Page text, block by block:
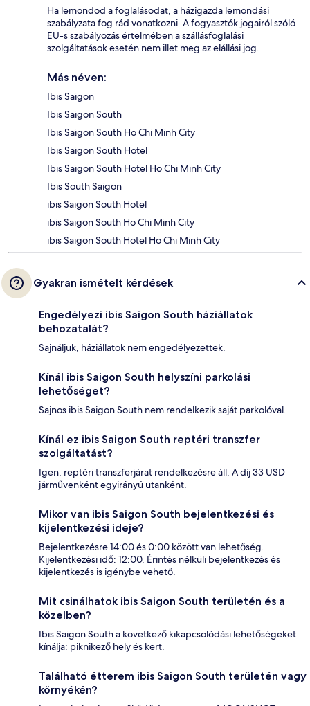
Ha lemondod a foglalásodat, a házigazda lemondási
szabályzata fog rád vonatkozni. A fogyasztók jogairól szóló
EU-s szabályozás értelmében a szállásfoglalási
szolgáltatások esetén nem illet meg az elállási jog.
Más néven:
Ibis Saigon
Ibis Saigon South
Ibis Saigon South Ho Chi Minh City
Ibis Saigon South Hotel
Ibis Saigon South Hotel Ho Chi Minh City
Ibis South Saigon
ibis Saigon South Hotel
ibis Saigon South Ho Chi Minh City
ibis Saigon South Hotel Ho Chi Minh City
Gyakran ismételt kérdések
Engedélyezi ibis Saigon South háziállatok
behozatalát?
Sajnáljuk, háziállatok nem engedélyezettek.
Kínál ibis Saigon South helyszíni parkolási
lehetőséget?
Sajnos ibis Saigon South nem rendelkezik saját parkolóval.
Kínál ez ibis Saigon South reptéri transzfer
szolgáltatást?
Igen, reptéri transzferjárat rendelkezésre áll. A díj 33 USD
járművenként egyirányú utanként.
Mikor van ibis Saigon South bejelentkezési és
kijelentkezési ideje?
Bejelentkezésre 14:00 és 0:00 között van lehetőség.
Kijelentkezési idő: 12:00. Érintés nélküli bejelentkezés és
kijelentkezés is igénybe vehető.
Mit csinálhatok ibis Saigon South területén és a
közelben?
Ibis Saigon South a következő kikapcsolódási lehetőségeket
kínálja: piknikező hely és kert.
Található étterem ibis Saigon South területén vagy
környékén?